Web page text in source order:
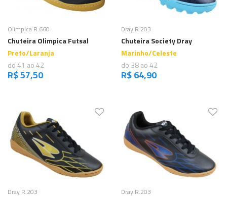
Comprar
Olimpica R.660
Chuteira Olimpica Futsal
Preto/Laranja
do 41 ao 42
R$ 57,50
Comprar
Dray R.203
Chuteira Society Dray
Marinho/Celeste
do 38 ao 42
R$ 64,90
Comprar
Dray R.203 Comprar
Dray R.203